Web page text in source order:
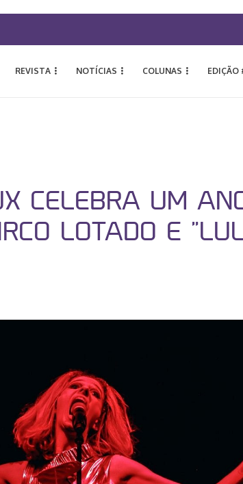
REVISTA NOTÍCIAS COLUNAS EDIÇÃO
CELEBRA UM
LOTADO E